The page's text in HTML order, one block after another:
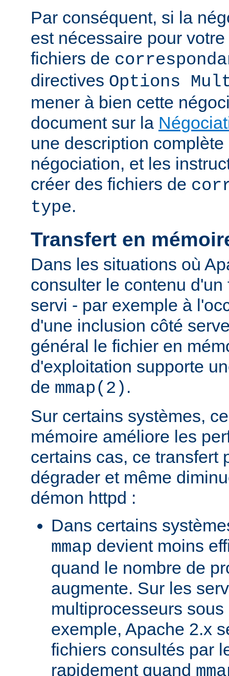
Par conséquent, si la
est nécessaire pour
fichiers de
directives Options
mener à bien cette
document sur la
une description
négociation, et les
créer des fichiers de
type.
Transfert en
Dans les situations où
consulter le contenu
servi - par exemple à
d'une inclusion côté
général le fichier en
d'exploitation supporte
de mmap(2) .
Sur certains systèmes,
mémoire améliore les
certains cas, ce transfert
dégrader et même
démon httpd :
Dans certains
mmap devient moins
quand le nombre de
augmente. Sur les
multiprocesseurs
exemple, Apache 2.x
fichiers consultés par
rapidement quand